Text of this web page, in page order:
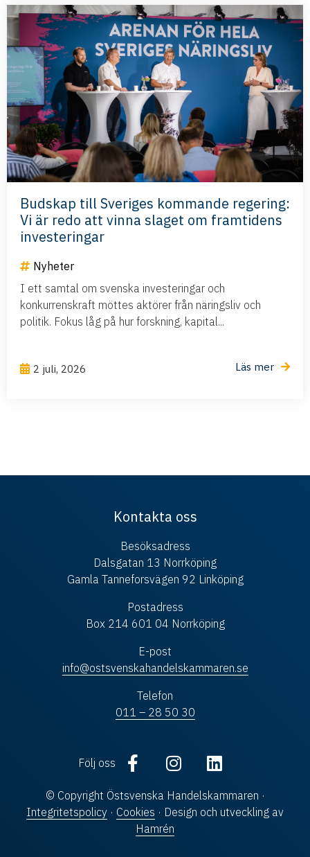
Budskap till Sveriges kommande regering:
Vi är redo att vinna slaget om framtidens
investeringar
Nyheter
I ett samtal om svenska investeringar och
konkurrenskraft möttes aktörer från näringsliv och
politik. Fokus låg på hur forskning, kapital...
2 juli, 2026 Läs mer
Kontakta oss
Besöksadress
Dalsgatan 13 Norrköping
Gamla Tanneforsvägen 92 Linköping
Postadress
Box 214 601 04 Norrköping
E-post
info@ostsvenskahandelskammaren.se
Telefon
011 – 28 50 30
Följ oss
© Copyright Östsvenska Handelskammaren ·
Integritetspolicy · Cookies · Design och utveckling av
Hamrén